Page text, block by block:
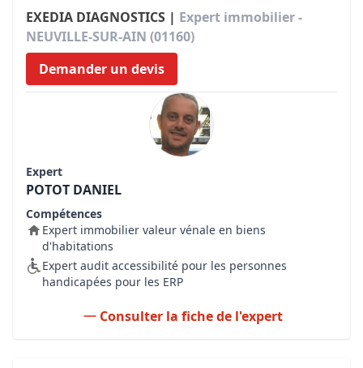
EXEDIA DIAGNOSTICS | Expert immobilier -
NEUVILLE-SUR-AIN (01160)
Demander un devis
Expert
POTOT DANIEL
Compétences
Expert immobilier valeur vénale en biens
d'habitations
Expert audit accessibilité pour les personnes
handicapées pour les ERP
Consulter la fiche de l'expert